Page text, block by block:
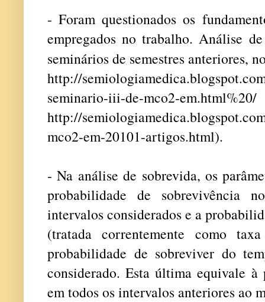
- Foram questionados os
empregados no trabalho. Análise
seminários de semestres anteriores,
http://
seminario-iii-de-mco2-em.html%20/
http://
mco2-em-20101-artigos.html).
- Na análise de sobrevida, os
probabilidade de sobrevivência
intervalos considerados e a
(tratada correntemente como
probabilidade de sobreviver do
considerado. Esta última equivale
em todos os intervalos anteriores ao